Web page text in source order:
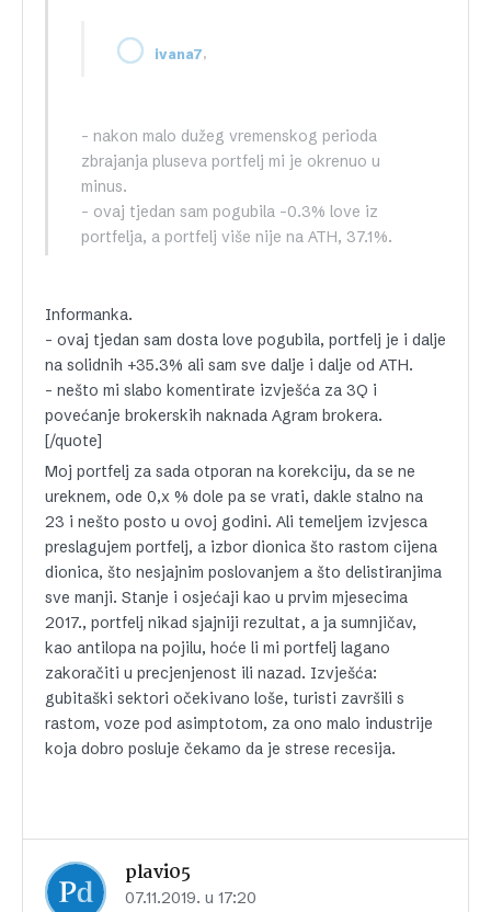
ivana7,
– nakon malo dužeg vremenskog perioda
zbrajanja pluseva portfelj mi je okrenuo u
minus.
– ovaj tjedan sam pogubila -0.3% love iz
portfelja, a portfelj više nije na ATH, 37.1%.
Informanka.
– ovaj tjedan sam dosta love pogubila, portfelj je i dalje
na solidnih +35.3% ali sam sve dalje i dalje od ATH.
– nešto mi slabo komentirate izvješća za 3Q i
povećanje brokerskih naknada Agram brokera.
[/quote]
Moj portfelj za sada otporan na korekciju, da se ne
ureknem, ode 0,x % dole pa se vrati, dakle stalno na
23 i nešto posto u ovoj godini. Ali temeljem izvjesca
preslagujem portfelj, a izbor dionica što rastom cijena
dionica, što nesjajnim poslovanjem a što delistiranjima
sve manji. Stanje i osjećaji kao u prvim mjesecima
2017., portfelj nikad sjajniji rezultat, a ja sumnjičav,
kao antilopa na pojilu, hoće li mi portfelj lagano
zakoračiti u precjenjenost ili nazad. Izvješća:
gubitaški sektori očekivano loše, turisti završili s
rastom, voze pod asimptotom, za ono malo industrije
koja dobro posluje čekamo da je strese recesija.
plavi05
07.11.2019. u 17:20